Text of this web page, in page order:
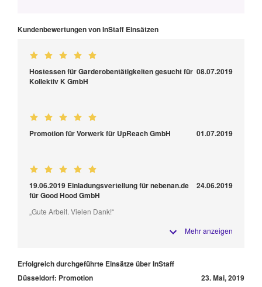
Kundenbewertungen von InStaff Einsätzen
Hostessen für Garderobentätigkeiten gesucht für
Kollektiv K GmbH
08.07.2019
Promotion für Vorwerk für UpReach GmbH 01.07.2019
19.06.2019 Einladungsverteilung für nebenan.de
für Good Hood GmbH
24.06.2019
„Gute Arbeit. Vielen Dank!“
Mehr anzeigen
Erfolgreich durchgeführte Einsätze über InStaff
Düsseldorf: Promotion
23. Mai, 2019